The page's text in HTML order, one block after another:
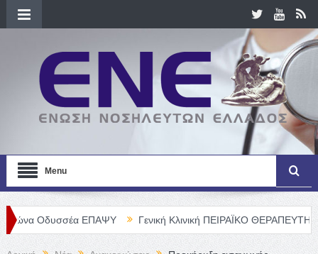
Menu
ΕΠΑΨΥ Γενική Κλινική ΠΕΙΡΑΪΚΟ ΘΕΡΑΠΕΥΤΗΡΙΟ Α. Ε. –